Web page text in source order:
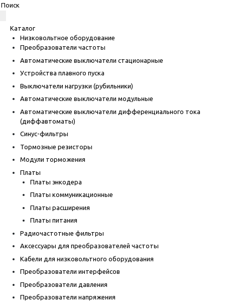
Каталог
Низковольтное оборудование
Преобразователи частоты
Автоматические выключатели стационарные
Устройства плавного пуска
Выключатели нагрузки (рубильники)
Автоматические выключатели модульные
Автоматические выключатели дифференциального тока
(диффавтоматы)
Синус-фильтры
Тормозные резисторы
Модули торможения
Платы
Платы энкодера
Платы коммуникационные
Платы расширения
Платы питания
Радиочастотные фильтры
Аксессуары для преобразователей частоты
Кабели для низковольтного оборудования
Преобразователи интерфейсов
Преобразователи давления
Преобразователи напряжения